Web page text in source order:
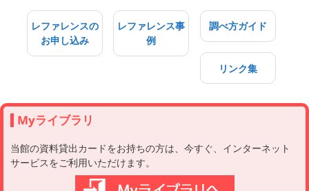
レファレンスの
お申し込み
レファレンス事
例
調べ方ガイド
リンク集
Myライブラリ
当館の資料貸出カードをお持ちの方は、今すぐ、インターネット
サービスをご利用いただけます。